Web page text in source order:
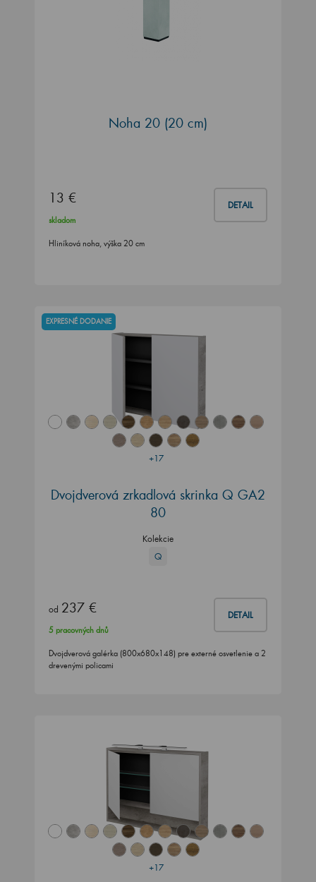
Noha 20 (20 cm)
13 € DETAIL
skladom
Hliníková noha, výška 20 cm
+17
EXPRESNÉ DODANIE
Dvojdverová zrkadlová skrinka Q GA2
80
Kolekcie
Q
od 237 € DETAIL
5 pracovných dnů
Dvojdverová galérka (800x680x148) pre externé osvetlenie a 2
drevenými policami
+17